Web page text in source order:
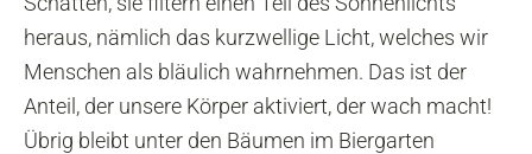
heraus, nämlich das kurzwellige Licht, welches wir
Menschen als bläulich wahrnehmen. Das ist der
Anteil, der unsere Körper aktiviert, der wach macht!
Übrig bleibt unter den Bäumen im Biergarten